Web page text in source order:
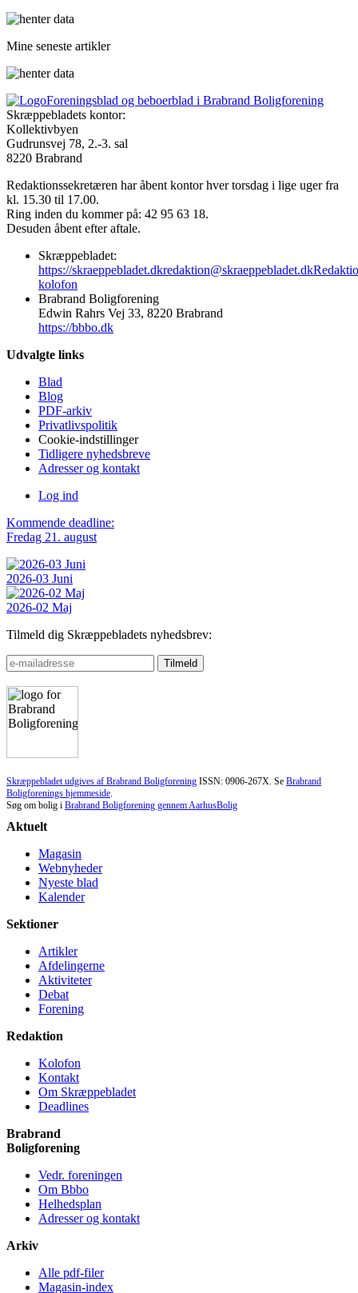
Mine seneste artikler
Foreningsblad og beboerblad i Brabrand Boligforening
Skræppebladets kontor:
Kollektivbyen
Gudrunsvej 78, 2.-3. sal
8220 Brabrand
Redaktionssekretæren har åbent kontor hver torsdag i lige uger fra
kl. 15.30 til 17.00.
Ring inden du kommer på: 42 95 63 18.
Desuden åbent efter aftale.
Skræppebladet:
https://skraeppebladet.dkredaktion@skraeppebladet.dk
kolofon
Brabrand Boligforening
Edwin Rahrs Vej 33, 8220 Brabrand
https://bbbo.dk
Udvalgte links
Blad
Blog
PDF-arkiv
Privatlivspolitik
Cookie-indstillinger
Tidligere nyhedsbreve
Adresser og kontakt
Log ind
Kommende deadline:
Fredag 21. august
2026-03 Juni
2026-02 Maj
Tilmeld dig Skræppebladets nyhedsbrev:
Skræppebladet udgives af Brabrand Boligforening ISSN: 0906-267X. Se Brabrand
Boligforenings hjemmeside.
Søg om bolig i Brabrand Boligforening gennem AarhusBolig
Aktuelt
Magasin
Webnyheder
Nyeste blad
Kalender
Sektioner
Artikler
Afdelingerne
Aktiviteter
Debat
Forening
Redaktion
Kolofon
Kontakt
Om Skræppe­bladet
Deadlines
Brabrand
Bolig­forening
Vedr. foreningen
Om Bbbo
Helheds­plan
Adresser og kontakt
Arkiv
Alle pdf-filer
Magasin-index